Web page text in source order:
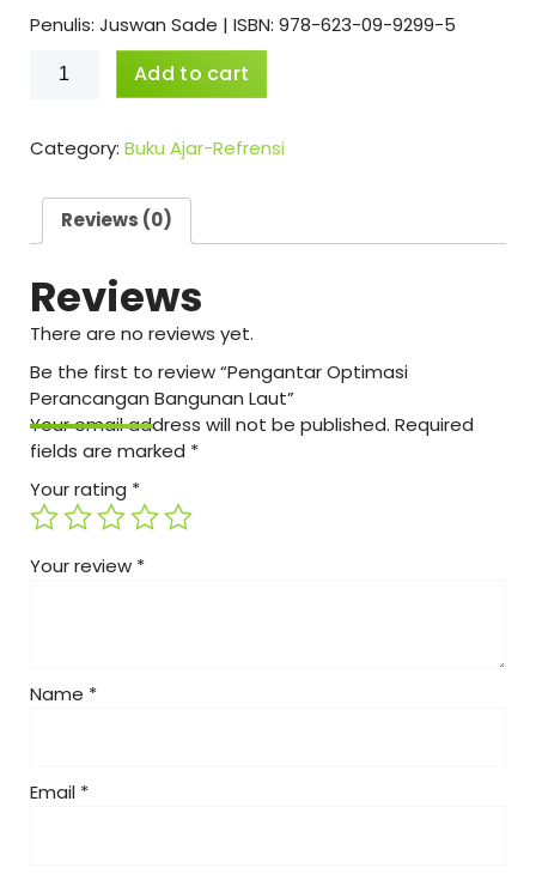
Penulis: Juswan Sade | ISBN: 978-623-09-9299-5
Pengantar
Optimasi
Bangunan
quantity
Add to cart
Category: Buku Ajar-Refrensi
Reviews (0)
Reviews
There are no reviews yet.
Be the first to review “Pengantar Optimasi
Perancangan Bangunan Laut”
Your email address will not be published. Required
fields are marked *
Your rating *
Your review *
Name *
Email *